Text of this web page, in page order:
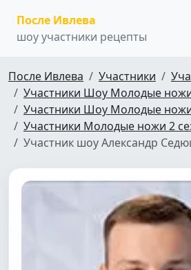
После Ивлева
шоу участники рецепты
После Ивлева Участники
Участники Шоу Молодые
Участники Шоу Молодые
Участники Молодые ножи 2
Участник шоу Александр